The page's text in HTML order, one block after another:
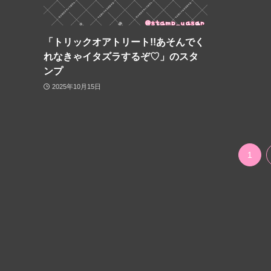
「トリックオアトリート!!あそんでく
れなきゃイタズラするぞ♡」のスタ
ンプ
2025年10月15日
1